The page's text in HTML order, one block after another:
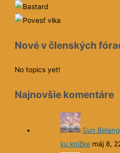
Nové v členských
No topics yet!
Najnovšie komentáre
Sun
ku knižke máj 8,